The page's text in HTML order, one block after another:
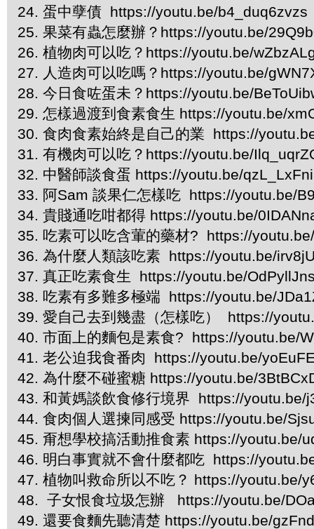
24. 蛋中孽債 https://youtu.be/b4_duq6zvzs
25. 果菜有蟲怎麼辦？https://youtu.be/
26. 植物肉可以吃？https://youtu.be/
27. 人造肉可以吃嗎？https://youtu.be/
28. 今日食咗蛋未？https://youtu.be/
29. 怎樣過渡到食素食生 https://youtu.be/
30. 食肉食素始終是自己的業 https://
31. 有機肉可以吃？https://youtu.be/
32. 中醫師談食蛋 https://youtu.be/
33. 阿Sam 談果仁怎樣吃 https://youtu.be/
34. 貴賤通吃咁都得 https://youtu.be/
35. 吃素可以吃含葷的藥材? https://
36. 為什麼人類該吃素 https://youtu.be/
37. 真正吃素食生 https://youtu.be/
38. 吃素有多難多極端 https://youtu.be/
39. 愛自己去到幾盡（怎樣吃） https://
40. 市面上的麵包是素食? https://youtu.be/
41. 老公迫我食番肉 https://youtu.be/
42. 為什麼不碰蜜糖 https://youtu.be/
43. 和黃媽談飲食修行境界 https://youtu.be/
44. 食肉個人選揀同感受 https://youtu.be/
45. 甭想學校搞活動推食素 https://youtu.be/
46. 明白事實就不會什麼都吃 https://
47. 植物叫救命所以不吃？ https://youtu.be/
48. 子女恨食垃圾怎辦 https://youtu.be/
49. 還要食麵先聽清楚 https://youtu.be/